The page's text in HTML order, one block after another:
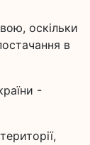
оскільки
в
-